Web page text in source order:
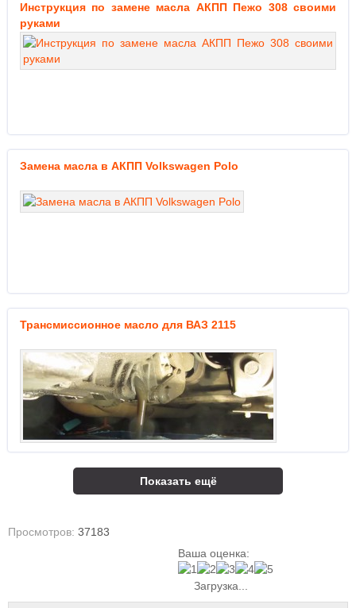
Инструкция по замене масла АКПП Пежо 308 своими
руками
Замена масла в АКПП Volkswagen Polo
Трансмиссионное масло для ВАЗ 2115
Показать ещё
Просмотров: 37183
Ваша оценка:
Загрузка...